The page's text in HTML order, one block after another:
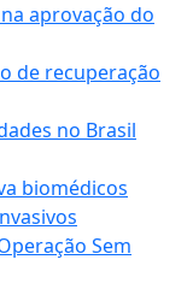
aprovação do
de recuperação
no Brasil
biomédicos
Sem